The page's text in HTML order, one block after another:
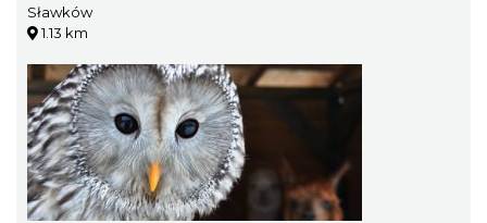
Sławków
1.13 km